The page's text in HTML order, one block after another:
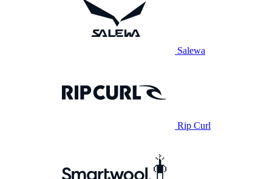
Salewa
Rip Curl